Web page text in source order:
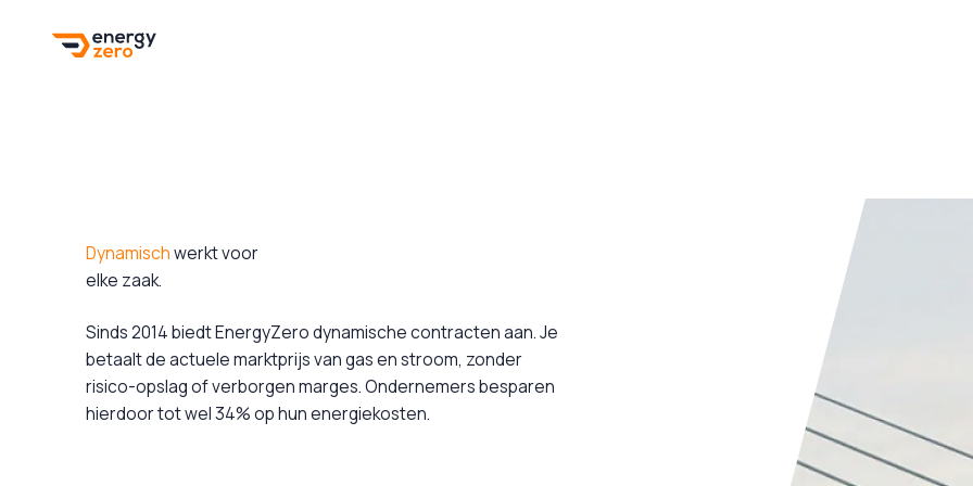
Dynamischwerkt voor
elke zaak.
Sinds 2014 biedt EnergyZero dynamische contracten aan. Je
betaalt de actuele marktprijs van gas en stroom, zonder
risico-opslag of verborgen marges. Ondernemers besparen
hierdoor tot wel 34% op hun energiekosten.